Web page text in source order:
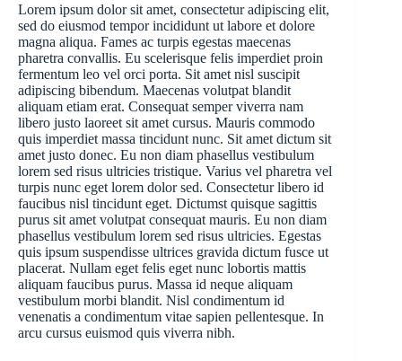
Lorem ipsum dolor sit amet, consectetur adipiscing elit,
sed do eiusmod tempor incididunt ut labore et dolore
magna aliqua. Fames ac turpis egestas maecenas
pharetra convallis. Eu scelerisque felis imperdiet proin
fermentum leo vel orci porta. Sit amet nisl suscipit
adipiscing bibendum. Maecenas volutpat blandit
aliquam etiam erat. Consequat semper viverra nam
libero justo laoreet sit amet cursus. Mauris commodo
quis imperdiet massa tincidunt nunc. Sit amet dictum sit
amet justo donec. Eu non diam phasellus vestibulum
lorem sed risus ultricies tristique. Varius vel pharetra vel
turpis nunc eget lorem dolor sed. Consectetur libero id
faucibus nisl tincidunt eget. Dictumst quisque sagittis
purus sit amet volutpat consequat mauris. Eu non diam
phasellus vestibulum lorem sed risus ultricies. Egestas
quis ipsum suspendisse ultrices gravida dictum fusce ut
placerat. Nullam eget felis eget nunc lobortis mattis
aliquam faucibus purus. Massa id neque aliquam
vestibulum morbi blandit. Nisl condimentum id
venenatis a condimentum vitae sapien pellentesque. In
arcu cursus euismod quis viverra nibh.